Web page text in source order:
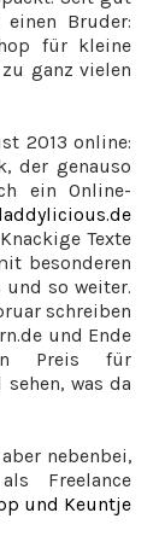
Bruder:
für kleine
ganz vielen
2013 online:
der genauso
ein Online-
Texte
besonderen
und so weiter.
schreiben
und Ende
Preis für
was da
nebenbei,
Freelance
und Keuntje